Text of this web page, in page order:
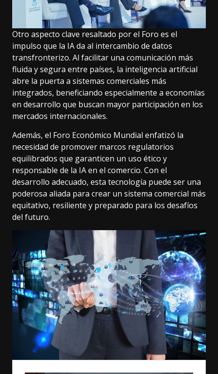
Otro aspecto clave resaltado por el Foro es el
impulso que la IA da al intercambio de datos
transfronterizo. Al facilitar una comunicación más
fluida y segura entre países, la inteligencia artificial
abre la puerta a sistemas comerciales más
integrados, beneficiando especialmente a economías
en desarrollo que buscan mayor participación en los
mercados internacionales.
Además, el Foro Económico Mundial enfatizó la
necesidad de promover marcos regulatorios
equilibrados que garanticen un uso ético y
responsable de la IA en el comercio. Con el
desarrollo adecuado, esta tecnología puede ser una
poderosa aliada para crear un sistema comercial más
equitativo, resiliente y preparado para los desafíos
del futuro.